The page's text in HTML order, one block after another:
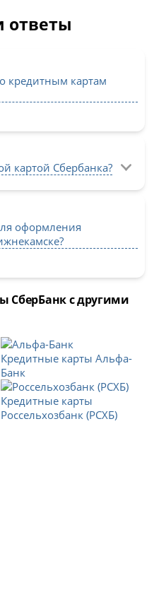
ответы
кредитным картам
картой Сбербанка?
оформления
СберБанк с другими
Кредитные карты Альфа-
Банк
Кредитные карты
Россельхозбанк (РСХБ)